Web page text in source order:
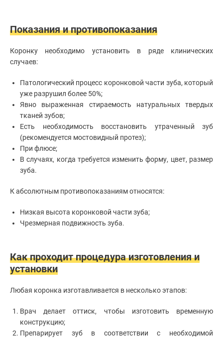
Показания и противопоказания
Коронку необходимо установить в ряде клинических
случаев:
Патологический процесс коронковой части зуба, который
уже разрушил более 50%;
Явно выраженная стираемость натуральных твердых
тканей зубов;
Есть необходимость восстановить утраченный зуб
(рекомендуется мостовидный протез);
При флюсе;
В случаях, когда требуется изменить форму, цвет, размер
зуба.
К абсолютным противопоказаниям относятся:
Низкая высота коронковой части зуба;
Чрезмерная подвижность зуба.
Как проходит процедура изготовления и
установки
Любая коронка изготавливается в несколько этапов:
Врач делает оттиск, чтобы изготовить временную
конструкцию;
Препарирует зуб в соответствии с необходимой